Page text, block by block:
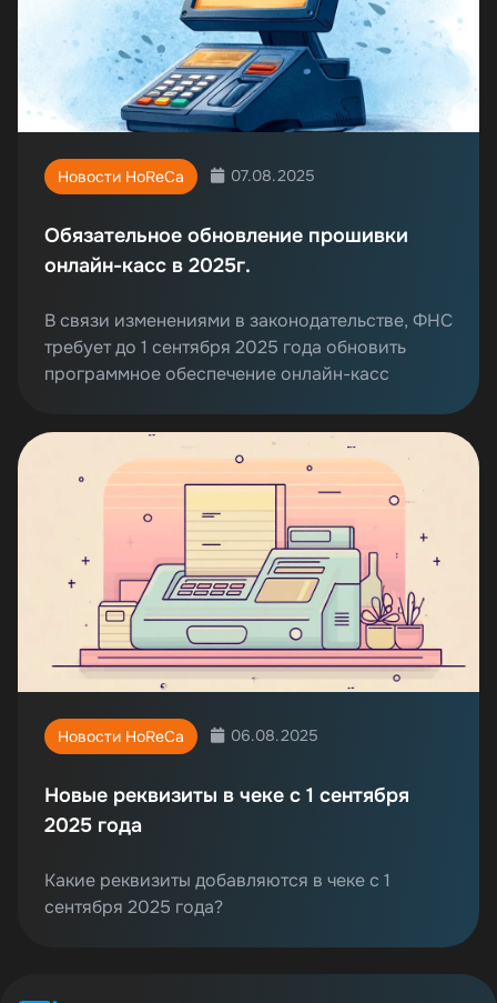
Новости HoReCa 07.08.2025
Обязательное обновление прошивки
онлайн-касс в 2025г.
В связи изменениями в законодательстве, ФНС
требует до 1 сентября 2025 года обновить
программное обеспечение онлайн-касс
Новости HoReCa 06.08.2025
Новые реквизиты в чеке с 1 сентября
2025 года
Какие реквизиты добавляются в чеке с 1
сентября 2025 года?